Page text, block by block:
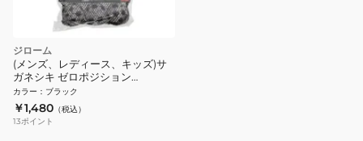
ジローム
(メンズ、レディース、キッズ)サ
ガネシキ ゼロポジション
669GM20CM5627
カラー ： ブラック
￥1,480 （税込）
13ポイント